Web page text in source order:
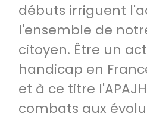
débuts irriguent
l'ensemble de
citoyen. Être un
handicap en
et à ce titre
combats aux